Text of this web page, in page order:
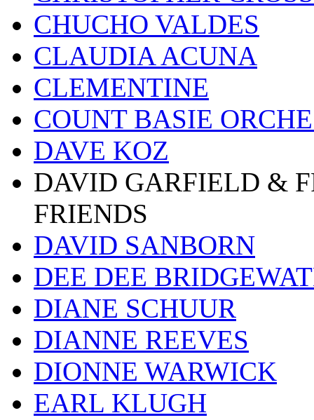
CHUCHO VALDES
CLAUDIA ACUNA
CLEMENTINE
COUNT BASIE
DAVE KOZ
DAVID GARFIELD &
FRIENDS
DAVID SANBORN
DEE DEE
DIANE SCHUUR
DIANNE REEVES
DIONNE WARWICK
EARL KLUGH